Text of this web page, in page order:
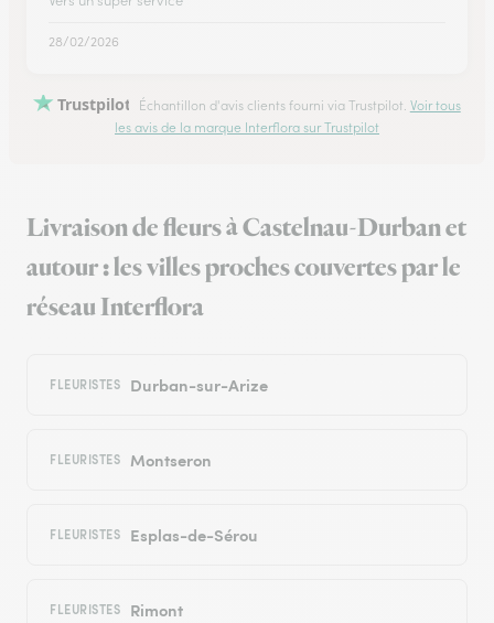
28/02/2026
Trustpilot Échantillon d'avis clients fourni via Trustpilot. Voir tous
les avis de la marque Interflora sur Trustpilot
Livraison de fleurs à Castelnau-Durban et
autour : les villes proches couvertes par le
réseau Interflora
FLEURISTES Durban-sur-Arize
FLEURISTES Montseron
FLEURISTES Esplas-de-Sérou
FLEURISTES Rimont